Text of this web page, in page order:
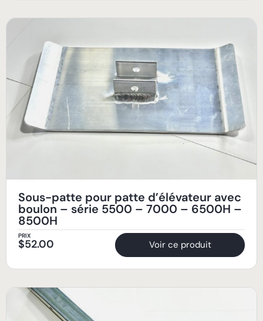
Sous-patte pour patte d’élévateur avec
boulon – série 5500 – 7000 – 6500H –
8500H
PRIX
$52.00 Voir ce produit